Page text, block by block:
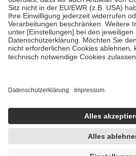
mit Ausnahme der Fahrkosten
• Untersuchungen zur Vorsorge und
GKV getragen werden
• empfohlenen Schutzimpfungen
• Harn- und Blutteststreifen
getroffen, um sicherzustellen, dass es
https://help.etrusted.com/hc/de/
Einige Bilder und Inhalte wurden unter